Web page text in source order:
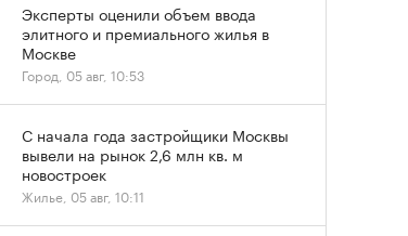
Эксперты оценили объем ввода
элитного и премиального жилья в
Москве
Город, 05 авг, 10:53
С начала года застройщики Москвы
вывели на рынок 2,6 млн кв. м
новостроек
Жилье, 05 авг, 10:11